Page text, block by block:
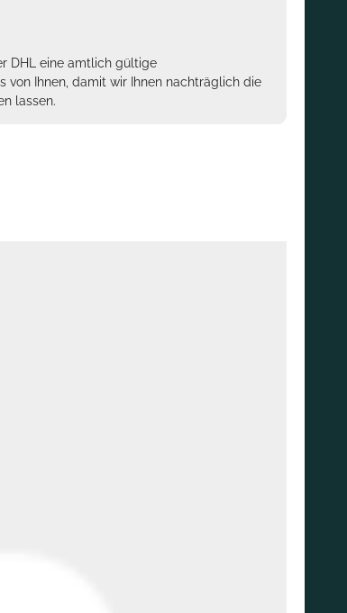
DHL eine amtlich gültige
Ihnen, damit wir Ihnen nachträglich die
lassen.